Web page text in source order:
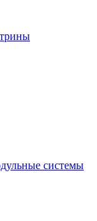
системы